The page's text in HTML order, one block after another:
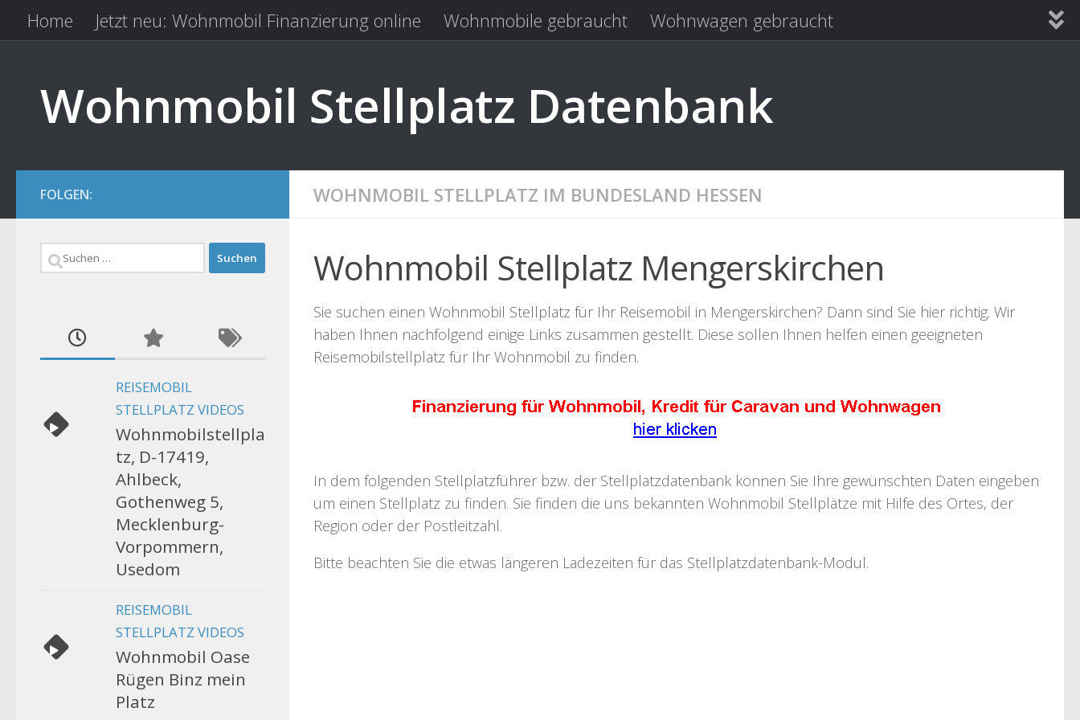
Zum Inhalt springen
Home Jetzt neu: Wohnmobil Finanzierung online Wohnmobile gebraucht
Wohnwagen gebraucht
Wohnmobil Stellplatz Datenbank
WOHNMOBIL STELLPLATZ IM BUNDESLAND HESSEN
Wohnmobil Stellplatz Mengerskirchen
Sie suchen einen Wohnmobil Stellplatz für Ihr Reisemobil in Mengerskirchen? Dann sind Sie hier richtig. Wir
haben Ihnen nachfolgend einige Links zusammen gestellt. Diese sollen Ihnen helfen einen geeigneten
Reisemobilstellplatz für Ihr Wohnmobil zu finden.
In dem folgenden Stellplatzführer bzw. der Stellplatzdatenbank können Sie Ihre gewünschten Daten eingeben
um einen Stellplatz zu finden. Sie finden die uns bekannten Wohnmobil Stellplätze mit Hilfe des Ortes, der
Region oder der Postleitzahl.
Bitte beachten Sie die etwas längeren Ladezeiten für das Stellplatzdatenbank-Modul.
FOLGEN:
Suchen
REISEMOBIL
STELLPLATZ VIDEOS
Wohnmobilstellpla
tz, D-17419,
Ahlbeck,
Gothenweg 5,
Mecklenburg-
Vorpommern,
Usedom
REISEMOBIL
STELLPLATZ VIDEOS
Wohnmobil Oase
Rügen Binz mein
Platz